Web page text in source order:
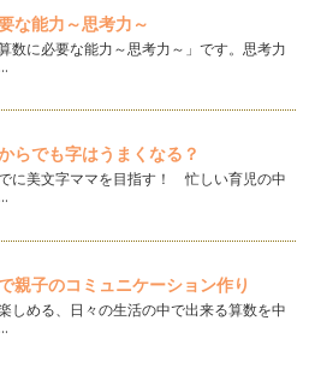
暖かくなり、花たちが一気に鮮や
く食べよう♪
？ 私はひじき・切干大根・干し
し…
好きに
っかり春めいてきましたね♪ 前
にさせちゃおう
くれないの」と悩んでいるママは
肉やお魚…
な能力～思考力～
数に必要な能力～思考力～」です。思考力
らでも字はうまくなる？
に美文字ママを目指す！ 忙しい育児の中
親子のコミュニケーション作り
しめる、日々の生活の中で出来る算数を中